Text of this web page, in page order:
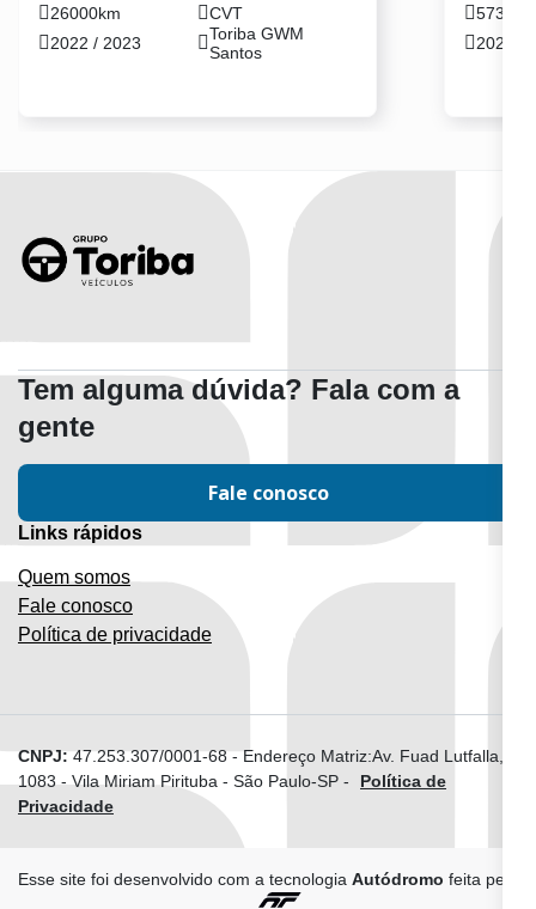
26000km
CVT
2022 / 2023
Toriba GWM
Santos
2023 /
Tem alguma dúvida? Fala com a
gente
Fale conosco
Links rápidos
Quem somos
Fale conosco
Política de privacidade
CNPJ:47.253.307/0001-68-Endereço Matriz:Av. Fuad Lutfalla,
1083 - Vila Miriam Pirituba - São Paulo-SP -
Política de
Privacidade
Esse site foi desenvolvido com a tecnologia Autódromo feita pela